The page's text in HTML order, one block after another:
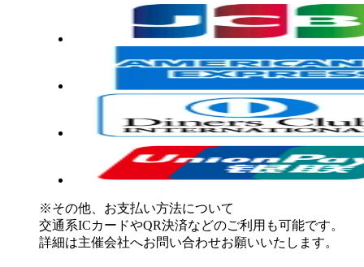
※その他、お支払い方法について
交通系ICカードやQR決済などのご利用も可能です。
詳細は主催会社へお問い合わせお願いいたします。